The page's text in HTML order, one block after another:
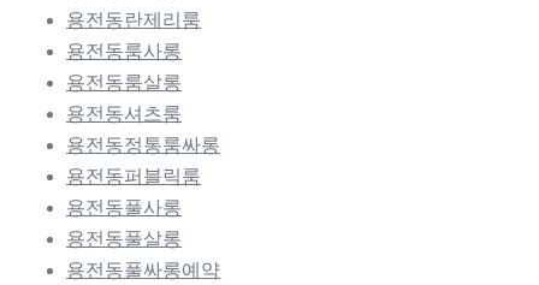
용전동란제리룸
용전동룸사롱
용전동룸살롱
용전동셔츠룸
용전동정통룸싸롱
용전동퍼블릭룸
용전동풀사롱
용전동풀살롱
용전동풀싸롱예약